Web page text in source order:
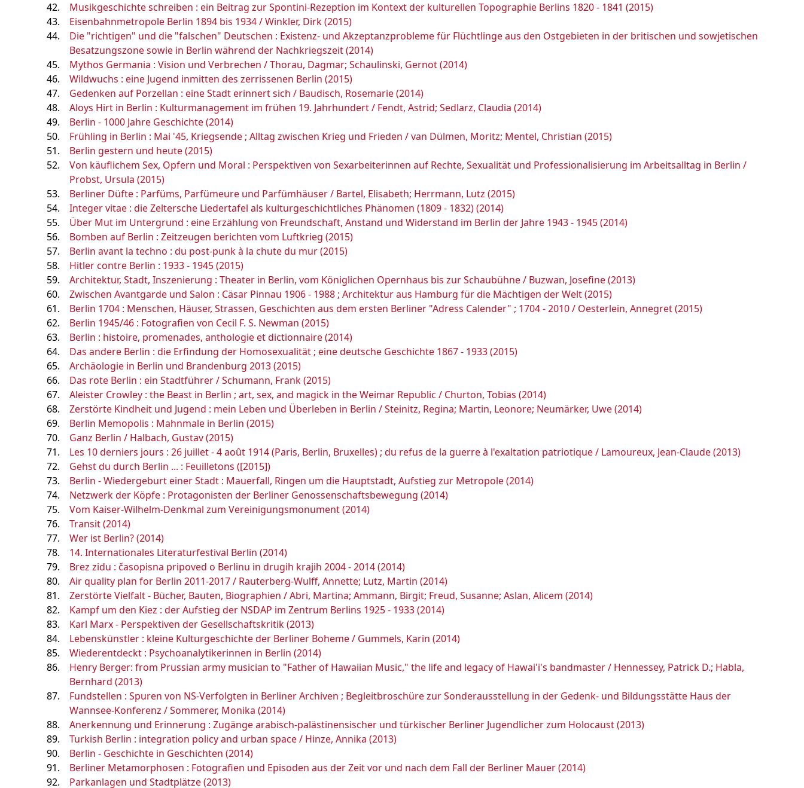
Musikgeschichte schreiben : ein Beitrag zur Spontini-Rezeption im Kontext der kulturellen Topographie Berlins 1820 - 1841 (2015)
Eisenbahnmetropole Berlin 1894 bis 1934 / Winkler, Dirk (2015)
Die "richtigen" und die "falschen" Deutschen : Existenz- und Akzeptanzprobleme für Flüchtlinge aus den Ostgebieten in der britischen und sowjetischen
Besatzungszone sowie in Berlin während der Nachkriegszeit (2014)
Mythos Germania : Vision und Verbrechen / Thorau, Dagmar; Schaulinski, Gernot (2014)
Wildwuchs : eine Jugend inmitten des zerrissenen Berlin (2015)
Gedenken auf Porzellan : eine Stadt erinnert sich / Baudisch, Rosemarie (2014)
Aloys Hirt in Berlin : Kulturmanagement im frühen 19. Jahrhundert / Fendt, Astrid; Sedlarz, Claudia (2014)
Berlin - 1000 Jahre Geschichte (2014)
Frühling in Berlin : Mai '45, Kriegsende ; Alltag zwischen Krieg und Frieden / van Dülmen, Moritz; Mentel, Christian (2015)
Berlin gestern und heute (2015)
Von käuflichem Sex, Opfern und Moral : Perspektiven von Sexarbeiterinnen auf Rechte, Sexualität und Professionalisierung im Arbeitsalltag in Berlin /
Probst, Ursula (2015)
Berliner Düfte : Parfüms, Parfümeure und Parfümhäuser / Bartel, Elisabeth; Herrmann, Lutz (2015)
Integer vitae : die Zeltersche Liedertafel als kulturgeschichtliches Phänomen (1809 - 1832) (2014)
Über Mut im Untergrund : eine Erzählung von Freundschaft, Anstand und Widerstand im Berlin der Jahre 1943 - 1945 (2014)
Bomben auf Berlin : Zeitzeugen berichten vom Luftkrieg (2015)
Berlin avant la techno : du post-punk à la chute du mur (2015)
Hitler contre Berlin : 1933 - 1945 (2015)
Architektur, Stadt, Inszenierung : Theater in Berlin, vom Königlichen Opernhaus bis zur Schaubühne / Buzwan, Josefine (2013)
Zwischen Avantgarde und Salon : Cäsar Pinnau 1906 - 1988 ; Architektur aus Hamburg für die Mächtigen der Welt (2015)
Berlin 1704 : Menschen, Häuser, Strassen, Geschichten aus dem ersten Berliner "Adress Calender" ; 1704 - 2010 / Oesterlein, Annegret (2015)
Berlin 1945/46 : Fotografien von Cecil F. S. Newman (2015)
Berlin : histoire, promenades, anthologie et dictionnaire (2014)
Das andere Berlin : die Erfindung der Homosexualität ; eine deutsche Geschichte 1867 - 1933 (2015)
Archäologie in Berlin und Brandenburg 2013 (2015)
Das rote Berlin : ein Stadtführer / Schumann, Frank (2015)
Aleister Crowley : the Beast in Berlin ; art, sex, and magick in the Weimar Republic / Churton, Tobias (2014)
Zerstörte Kindheit und Jugend : mein Leben und Überleben in Berlin / Steinitz, Regina; Martin, Leonore; Neumärker, Uwe (2014)
Berlin Memopolis : Mahnmale in Berlin (2015)
Ganz Berlin / Halbach, Gustav (2015)
Les 10 derniers jours : 26 juillet - 4 août 1914 (Paris, Berlin, Bruxelles) ; du refus de la guerre à l'exaltation patriotique / Lamoureux, Jean-Claude (2013)
Gehst du durch Berlin ... : Feuilletons ([2015])
Berlin - Wiedergeburt einer Stadt : Mauerfall, Ringen um die Hauptstadt, Aufstieg zur Metropole (2014)
Netzwerk der Köpfe : Protagonisten der Berliner Genossenschaftsbewegung (2014)
Vom Kaiser-Wilhelm-Denkmal zum Vereinigungsmonument (2014)
Transit (2014)
Wer ist Berlin? (2014)
14. Internationales Literaturfestival Berlin (2014)
Brez zidu : časopisna pripoved o Berlinu in drugih krajih 2004 - 2014 (2014)
Air quality plan for Berlin 2011-2017 / Rauterberg-Wulff, Annette; Lutz, Martin (2014)
Zerstörte Vielfalt - Bücher, Bauten, Biographien / Abri, Martina; Ammann, Birgit; Freud, Susanne; Aslan, Alicem (2014)
Kampf um den Kiez : der Aufstieg der NSDAP im Zentrum Berlins 1925 - 1933 (2014)
Karl Marx - Perspektiven der Gesellschaftskritik (2013)
Lebenskünstler : kleine Kulturgeschichte der Berliner Boheme / Gummels, Karin (2014)
Wiederentdeckt : Psychoanalytikerinnen in Berlin (2014)
Henry Berger: from Prussian army musician to "Father of Hawaiian Music," the life and legacy of Hawai'i's bandmaster / Hennessey, Patrick D.; Habla,
Bernhard (2013)
Fundstellen : Spuren von NS-Verfolgten in Berliner Archiven ; Begleitbroschüre zur Sonderausstellung in der Gedenk- und Bildungsstätte Haus der
Wannsee-Konferenz / Sommerer, Monika (2014)
Anerkennung und Erinnerung : Zugänge arabisch-palästinensischer und türkischer Berliner Jugendlicher zum Holocaust (2013)
Turkish Berlin : integration policy and urban space / Hinze, Annika (2013)
Berlin - Geschichte in Geschichten (2014)
Berliner Metamorphosen : Fotografien und Episoden aus der Zeit vor und nach dem Fall der Berliner Mauer (2014)
Parkanlagen und Stadtplätze (2013)